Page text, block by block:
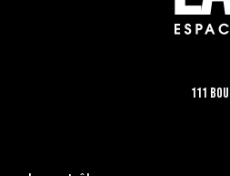
111